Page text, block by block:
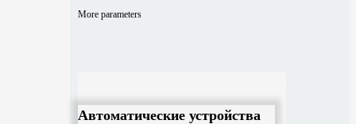
More parameters
Автоматические устройства